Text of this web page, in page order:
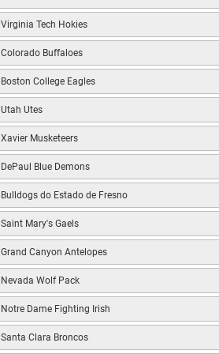
Virginia Tech Hokies
Colorado Buffaloes
Boston College Eagles
Utah Utes
Xavier Musketeers
DePaul Blue Demons
Bulldogs do Estado de Fresno
Saint Mary's Gaels
Grand Canyon Antelopes
Nevada Wolf Pack
Notre Dame Fighting Irish
Santa Clara Broncos